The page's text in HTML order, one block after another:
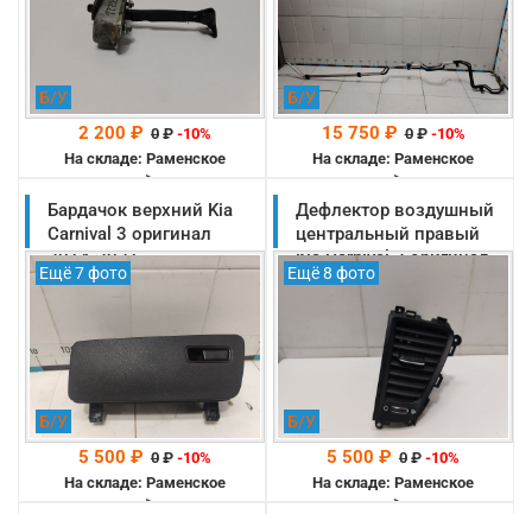
Б/У
2 200 ₽ 0 ₽ -10%
На складе: Раменское
-->
Б/У
15 750 ₽ 0₽ -10%
На складе: Раменское
-->
Бардачок верхний Kia
Carnival 3 оригинал
2014-2021
(84770A9000WK)
Ещё 7 фото
Б/У
5 500 ₽ 0 ₽ -10%
На складе: Раменское
-->
Дефлектор воздушный
центральный правый
Kia Carnival 3 оригинал
2014-2021
(97400A9000)
Ещё 8 фото
Б/У
5 500 ₽ 0 ₽ -10%
На складе: Раменское
-->